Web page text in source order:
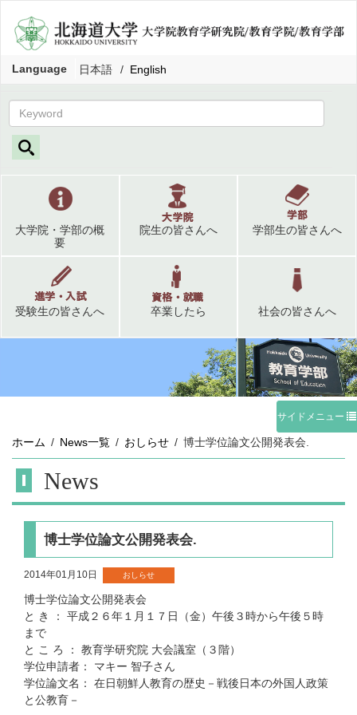
Language 日本語 English
大学院・学部の概
要
院生の皆さんへ 学部生の皆さんへ
受験生の皆さんへ 卒業したら 社会の皆さんへ
サイドメニュー
ホーム News一覧 おしらせ 博士学位論文公開発表会.
News
博士学位論文公開発表会.
2014年01月10日 おしらせ
博士学位論文公開発表会
と き ： 平成２６年１月１７日（金）午後３時から午後５時
まで
と こ ろ ： 教育学研究院 大会議室（３階）
学位申請者： マキー 智子さん
学位論文名： 在日朝鮮人教育の歴史－戦後日本の外国人政策
と公教育－